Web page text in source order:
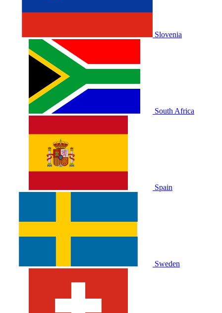
Slovenia
South Africa
Spain
Sweden